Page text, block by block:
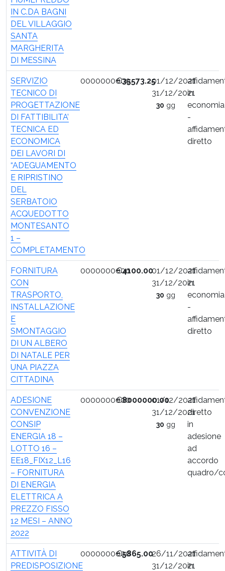
IN C.DA BAGNI
DEL VILLAGGIO
SANTA
MARGHERITA
DI MESSINA
SERVIZIO
TECNICO DI
PROGETTAZIONE
DI FATTIBILITA’
TECNICA ED
ECONOMICA
DEI LAVORI DI
“ADEGUAMENTO
E RIPRISTINO
DEL
SERBATOIO
ACQUEDOTTO
MONTESANTO
1 –
COMPLETAMENTO
0000000000
€35573.2501/12/2021
31/12/2021
30 gg
in
economia
-
diretto
FORNITURA
CON
TRASPORTO,
INSTALLAZIONE
E
SMONTAGGIO
DI UN ALBERO
DI NATALE PER
UNA PIAZZA
CITTADINA
0000000000
€4100.0001/12/2021
31/12/2021
30 gg
in
economia
-
diretto
ADESIONE
CONVENZIONE
CONSIP
ENERGIA 18 –
LOTTO 16 –
EE18_FIX12_L16
– FORNITURA
DI ENERGIA
ELETTRICA A
PREZZO FISSO
12 MESI – ANNO
2022
0000000000
€8000000.0001/12/2021
31/12/2021
30 gg
diretto
in
adesione
ad
accordo
quadro/
ATTIVITÀ DI
PREDISPOSIZIONE
0000000000
€5865.0026/11/2021
31/12/2021
in